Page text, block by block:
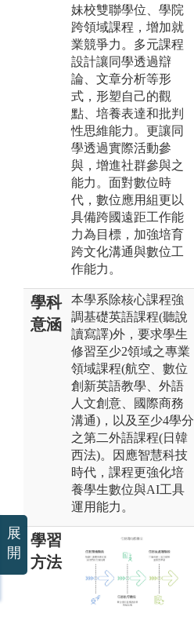
妹校雙聯學位、學院
跨領域課程，增加就
業競爭力。多元課程
設計讓同學透過辯
論、文章分析等形
式，形塑自己的觀
點、培養表達和批判
性思維能力。更讓同
學透過實際活動參
與，增進社群參與之
能力。面對數位時
代，數位應用組更以
具備跨國遠距工作能
力為目標，加強培育
跨文化溝通與數位工
作能力。
學科
意涵
本學系除核心課程強
調基礎英語課程(聽說
讀寫譯)外，要求學生
修習至少2領域之專業
領域課程(航空、數位
創新英語教學、外語
人文創意、國際商務
溝通)，以及至少4學分
之第二外語課程(日韓
西法)。因應智慧科技
時代，課程更強化培
養學生數位與AI工具
運用能力。
學習
方法
展
開